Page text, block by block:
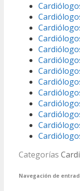
Categorías
Navegación de